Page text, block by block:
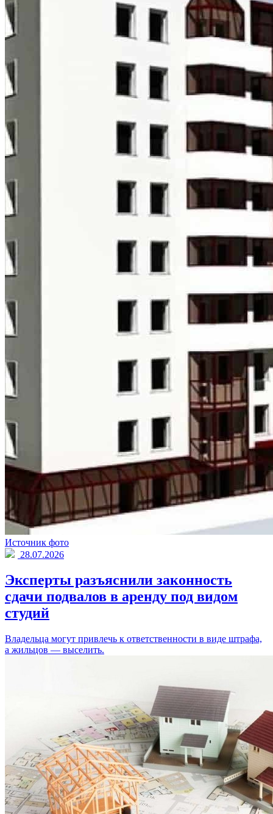
Источник фото
28.07.2026
Эксперты разъяснили законность
сдачи подвалов в аренду под видом
студий
Владельца могут привлечь к ответственности в виде штрафа,
а жильцов — выселить.